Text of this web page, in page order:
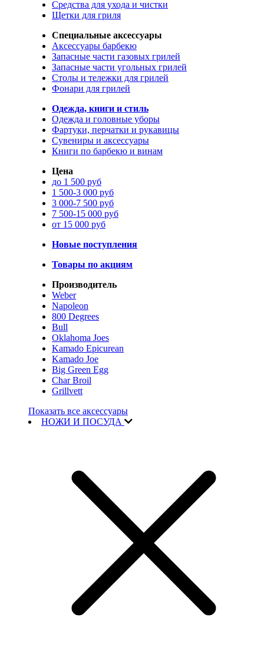
Средства для ухода и чистки
Щетки для гриля
Специальные аксессуары
Аксессуары барбекю
Запасные части газовых грилей
Запасные части угольных грилей
Столы и тележки для грилей
Фонари для грилей
Одежда, книги и стиль
Одежда и головные уборы
Фартуки, перчатки и рукавицы
Сувениры и аксессуары
Книги по барбекю и винам
Цена
до 1 500 руб
1 500-3 000 руб
3 000-7 500 руб
7 500-15 000 руб
от 15 000 руб
Новые поступления
Товары по акциям
Производитель
Weber
Napoleon
800 Degrees
Bull
Oklahoma Joes
Kamado Epicurean
Kamado Joe
Big Green Egg
Char Broil
Grillvett
Показать все аксессуары
НОЖИ И ПОСУДА